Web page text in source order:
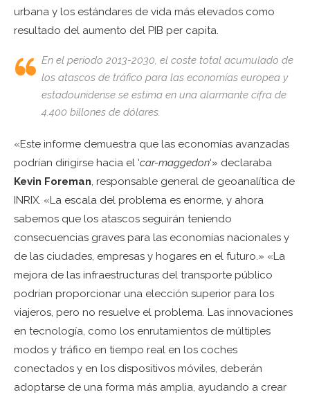
urbana y los estándares de vida más elevados como
resultado del aumento del PIB per capita.
En el periodo 2013-2030, el coste total acumulado de
los atascos de tráfico para las economías europea y
estadounidense se estima en una alarmante cifra de
4.400 billones de dólares.
«Este informe demuestra que las economías avanzadas
podrían dirigirse hacia el ‘car-maggedon‘» declaraba
Kevin Foreman, responsable general de geoanalítica de
INRIX. «La escala del problema es enorme, y ahora
sabemos que los atascos seguirán teniendo
consecuencias graves para las economías nacionales y
de las ciudades, empresas y hogares en el futuro.» «La
mejora de las infraestructuras del transporte público
podrían proporcionar una elección superior para los
viajeros, pero no resuelve el problema. Las innovaciones
en tecnología, como los enrutamientos de múltiples
modos y tráfico en tiempo real en los coches
conectados y en los dispositivos móviles, deberán
adoptarse de una forma más amplia, ayudando a crear